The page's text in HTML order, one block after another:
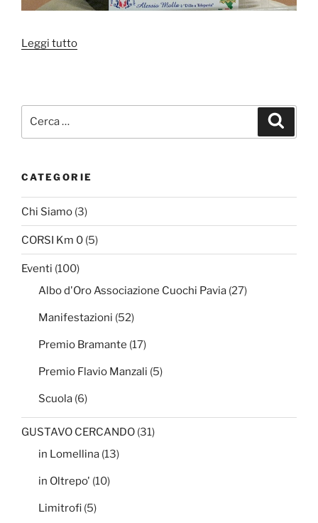
Leggi tutto“Premio
CATEGORIE
Chi Siamo (3)
CORSI Km 0 (5)
Eventi (100)
Albo d'Oro Associazione Cuochi Pavia (27)
Manifestazioni (52)
Premio Bramante (17)
Premio Flavio Manzali (5)
Scuola (6)
GUSTAVO CERCANDO (31)
in Lomellina (13)
in Oltrepo' (10)
Limitrofi (5)